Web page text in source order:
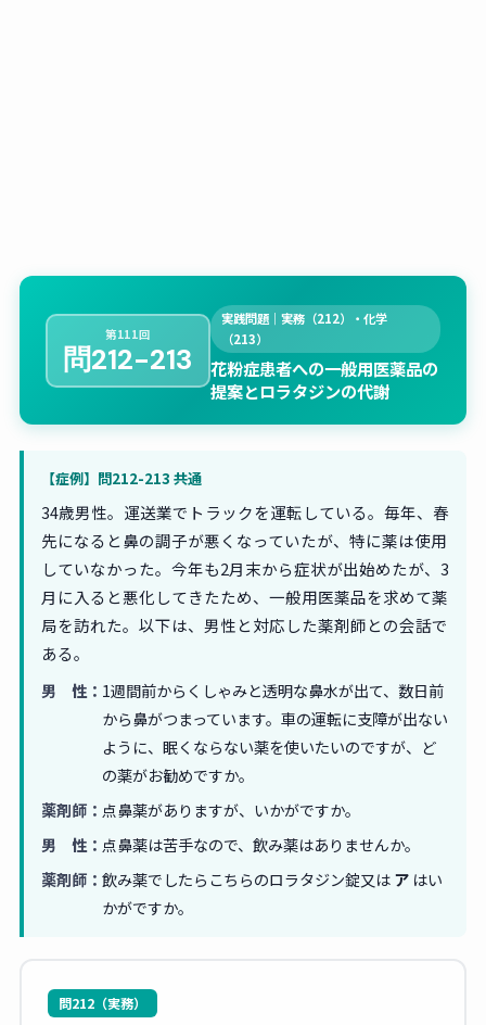
第111回
問212-213
実践問題｜実務（212）・化学
（213）
花粉症患者への一般用医薬品の
提案とロラタジンの代謝
【症例】問212-213 共通
34歳男性。運送業でトラックを運転している。毎年、春
先になると鼻の調子が悪くなっていたが、特に薬は使用
していなかった。今年も2月末から症状が出始めたが、3
月に入ると悪化してきたため、一般用医薬品を求めて薬
局を訪れた。以下は、男性と対応した薬剤師との会話で
ある。
男 性： 1週間前からくしゃみと透明な鼻水が出て、数日前
から鼻がつまっています。車の運転に支障が出ない
ように、眠くならない薬を使いたいのですが、ど
の薬がお勧めですか。
薬剤師： 点鼻薬がありますが、いかがですか。
男 性： 点鼻薬は苦手なので、飲み薬はありませんか。
薬剤師： 飲み薬でしたらこちらのロラタジン錠又は アはい
かがですか。
問212（実務）